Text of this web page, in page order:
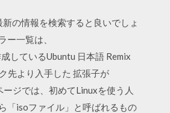
の情報を検索すると良いでしょ
ー一覧は、
しているUbuntu 日本語 Remix
先より入手した 拡張子が
ジでは、初めてLinuxを使う人
「isoファイル」と呼ばれるもの